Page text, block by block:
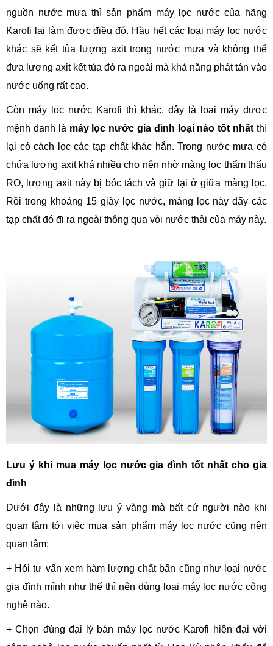
nguồn nước mưa thì sản phẩm máy lọc nước của hãng
Karofi lại làm được điều đó. Hầu hết các loại máy lọc nước
khác sẽ kết tủa lượng axit trong nước mưa và không thể
đưa lượng axit kết tủa đó ra ngoài mà khả năng phát tán vào
nước uống rất cao.
Còn máy lọc nước Karofi thì khác, đây là loại máy được
mệnh danh là máy lọc nước gia đình loại nào tốt nhất thì
lại có cách lọc các tạp chất khác hẳn. Trong nước mưa có
chứa lượng axit khá nhiều cho nên nhờ màng lọc thẩm thấu
RO, lượng axit này bị bóc tách và giữ lại ở giữa màng lọc.
Rồi trong khoảng 15 giây lọc nước, màng lọc này đẩy các
tạp chất đó đi ra ngoài thông qua vòi nước thải của máy này.
Lưu ý khi mua máy lọc nước gia đình tốt nhất cho gia
đình
Dưới đây là những lưu ý vàng mà bất cứ người nào khi
quan tâm tới việc mua sản phẩm máy lọc nước cũng nên
quan tâm:
+ Hỏi tư vấn xem hàm lượng chất bẩn cũng như loại nước
gia đình mình như thế thì nên dùng loại máy lọc nước công
nghệ nào.
+ Chọn đúng đại lý bán máy lọc nước Karofi hiện đại với